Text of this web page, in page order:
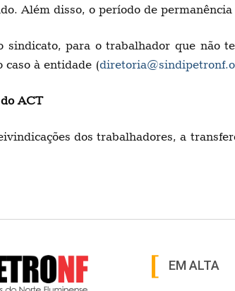
Além disso, o período de
sindicato, para o trabalhador que não
caso à entidade (
ACT
dos trabalhadores, a
EM ALTA